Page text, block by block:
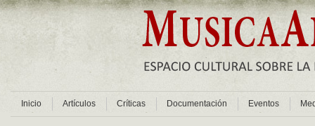
Inicio Artículos Críticas Documentación Eventos